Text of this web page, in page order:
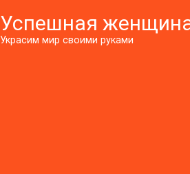
Успешная
Украсим мир своими руками